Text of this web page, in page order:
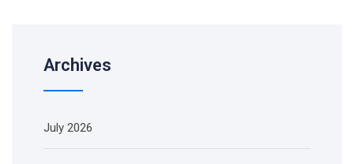
Archives
July 2026